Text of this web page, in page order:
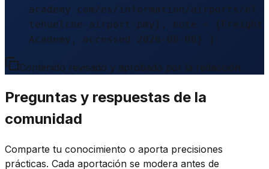
academy.com/es/information/airports/el-
tehuelche-airport-pmy}, note = {Freight
Academy, accessed 2026-08-06} }
Contenido revisado y aprobado por la redacción.
Preguntas y respuestas de la
comunidad
Comparte tu conocimiento o aporta precisiones
prácticas. Cada aportación se modera antes de